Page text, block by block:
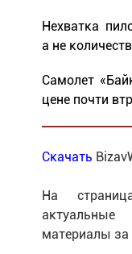
Нехватка
а не
Самолет
цене почти
Скачать
На
актуальные
материалы